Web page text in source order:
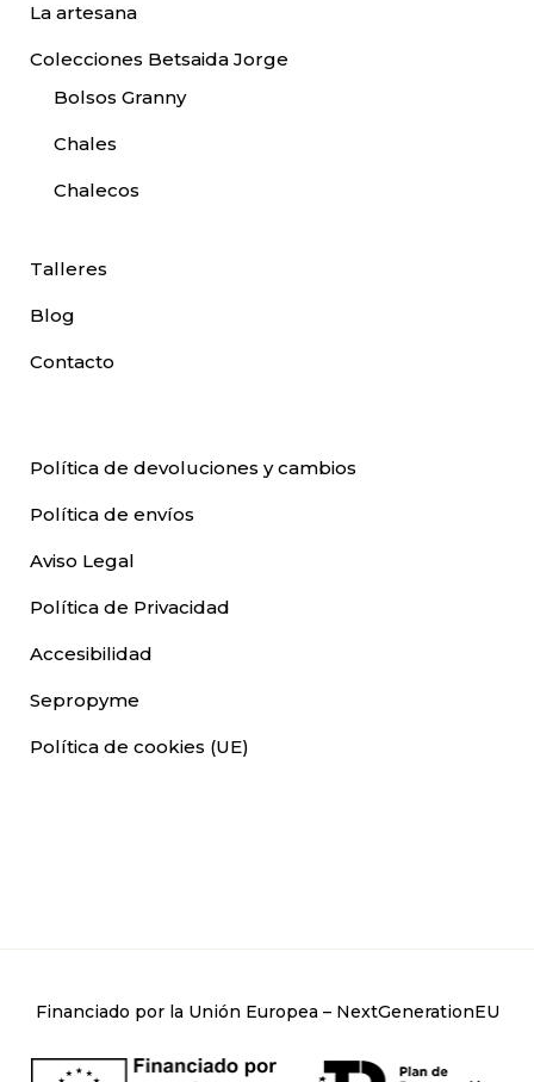
La artesana
Colecciones Betsaida Jorge
Bolsos Granny
Chales
Chalecos
Talleres
Blog
Contacto
Política de devoluciones y cambios
Política de envíos
Aviso Legal
Política de Privacidad
Accesibilidad
Sepropyme
Política de cookies (UE)
Financiado por la Unión Europea – NextGenerationEU